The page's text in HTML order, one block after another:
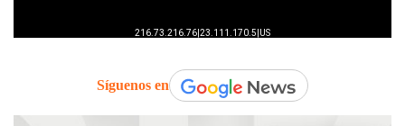
Síguenos en